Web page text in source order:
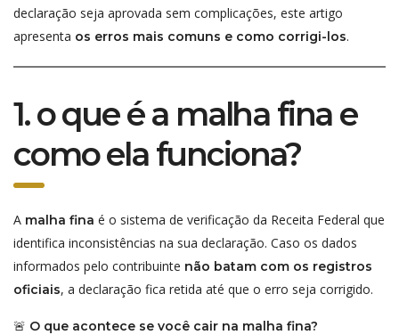
declaração seja aprovada sem complicações, este artigo
apresenta os erros mais comuns e como corrigi-los.
1. o que é a malha fina e
como ela funciona?
A malha fina é o sistema de verificação da Receita Federal que
identifica inconsistências na sua declaração. Caso os dados
informados pelo contribuinte não batam com os registros
oficiais, a declaração fica retida até que o erro seja corrigido.
🚨 O que acontece se você cair na malha fina?